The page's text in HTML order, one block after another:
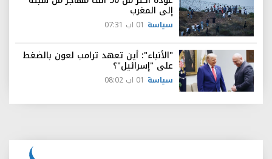
إلى المغرب
سياسة 01 اب 07:31
"الأنباء": أين تعهد ترامب لعون بالضغط
على "إسرائيل"؟
سياسة 01 اب 08:02